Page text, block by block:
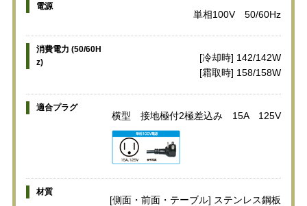
電源
単相100V 50/60Hz
消費電力 (50/60H
z)
[冷却時] 142/142W
[霜取時] 158/158W
適合プラグ
横型 接地極付2極差込み 15A 125V
材質
[側面・前面・テーブル] ステンレス鋼板